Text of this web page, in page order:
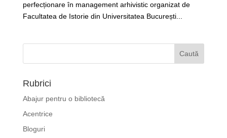
perfecționare în management arhivistic organizat de
Facultatea de Istorie din Universitatea București...
Rubrici
Abajur pentru o bibliotecă
Acentrice
Bloguri